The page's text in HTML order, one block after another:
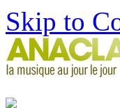
Skip to